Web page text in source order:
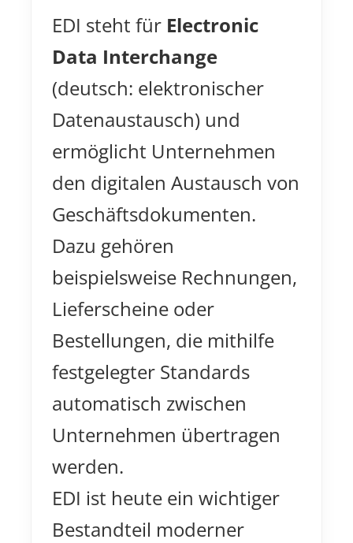
EDI steht für Electronic
Data Interchange
(deutsch: elektronischer
Datenaustausch) und
ermöglicht Unternehmen
den digitalen Austausch von
Geschäftsdokumenten.
Dazu gehören
beispielsweise Rechnungen,
Lieferscheine oder
Bestellungen, die mithilfe
festgelegter Standards
automatisch zwischen
Unternehmen übertragen
werden.
EDI ist heute ein wichtiger
Bestandteil moderner